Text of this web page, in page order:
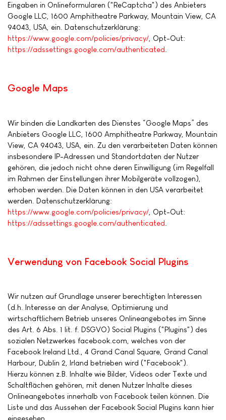
Eingaben in Onlineformularen ("ReCaptcha") des Anbieters
Google LLC, 1600 Amphitheatre Parkway, Mountain View, CA
94043, USA, ein. Datenschutzerklärung:
https://www.google.com/policies/privacy/ , Opt-Out:
https://adssettings.google.com/authenticated
Google Maps
Wir binden die Landkarten des Dienstes “Google Maps” des
Anbieters Google LLC, 1600 Amphitheatre Parkway, Mountain
View, CA 94043, USA, ein. Zu den verarbeiteten Daten können
insbesondere IP-Adressen und Standortdaten der Nutzer
gehören, die jedoch nicht ohne deren Einwilligung (im Regelfall
im Rahmen der Einstellungen ihrer Mobilgeräte vollzogen),
erhoben werden. Die Daten können in den USA verarbeitet
werden. Datenschutzerklärung:
https://www.google.com/policies/privacy/ , Opt-Out:
https://adssettings.google.com/authenticated
Verwendung von Facebook Social Plugins
Wir nutzen auf Grundlage unserer berechtigten Interessen
(d.h. Interesse an der Analyse, Optimierung und
wirtschaftlichem Betrieb unseres Onlineangebotes im Sinne
des Art. 6 Abs. 1 lit. f. DSGVO) Social Plugins ("Plugins") des
sozialen Netzwerkes facebook.com, welches von der
Facebook Ireland Ltd., 4 Grand Canal Square, Grand Canal
Harbour, Dublin 2, Irland betrieben wird ("Facebook").
Hierzu können z.B. Inhalte wie Bilder, Videos oder Texte und
Schaltflächen gehören, mit denen Nutzer Inhalte dieses
Onlineangebotes innerhalb von Facebook teilen können. Die
Liste und das Aussehen der Facebook Social Plugins kann hier